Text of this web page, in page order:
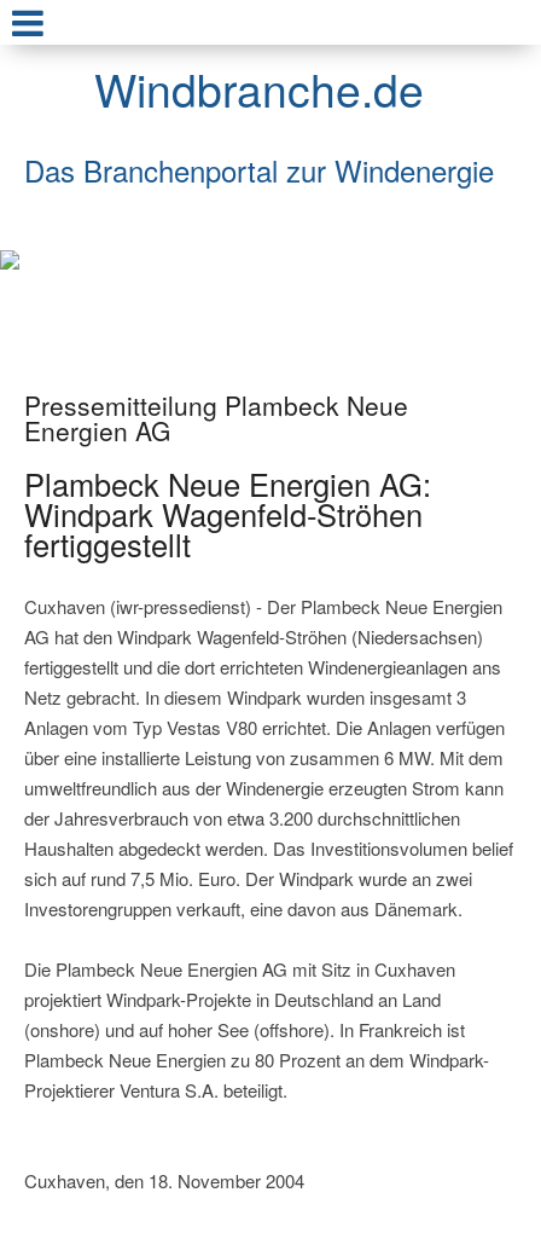
Windbranche.de
Das Branchenportal zur Windenergie
Pressemitteilung Plambeck Neue
Energien AG
Plambeck Neue Energien AG:
Windpark Wagenfeld-Ströhen
fertiggestellt
Cuxhaven (iwr-pressedienst) - Der Plambeck Neue Energien
AG hat den Windpark Wagenfeld-Ströhen (Niedersachsen)
fertiggestellt und die dort errichteten Windenergieanlagen ans
Netz gebracht. In diesem Windpark wurden insgesamt 3
Anlagen vom Typ Vestas V80 errichtet. Die Anlagen verfügen
über eine installierte Leistung von zusammen 6 MW. Mit dem
umweltfreundlich aus der Windenergie erzeugten Strom kann
der Jahresverbrauch von etwa 3.200 durchschnittlichen
Haushalten abgedeckt werden. Das Investitionsvolumen belief
sich auf rund 7,5 Mio. Euro. Der Windpark wurde an zwei
Investorengruppen verkauft, eine davon aus Dänemark.
Die Plambeck Neue Energien AG mit Sitz in Cuxhaven
projektiert Windpark-Projekte in Deutschland an Land
(onshore) und auf hoher See (offshore). In Frankreich ist
Plambeck Neue Energien zu 80 Prozent an dem Windpark-
Projektierer Ventura S.A. beteiligt.
Cuxhaven, den 18. November 2004